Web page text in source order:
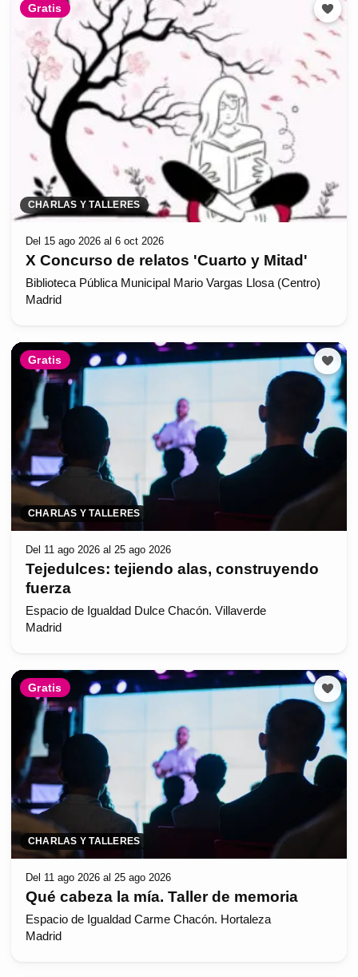
Gratis
CHARLAS Y TALLERES
Del 15 ago 2026 al 6 oct 2026
X Concurso de relatos 'Cuarto y Mitad'
Biblioteca Pública Municipal Mario Vargas Llosa (Centro)
Madrid
Gratis
CHARLAS Y TALLERES
Del 11 ago 2026 al 25 ago 2026
Tejedulces: tejiendo alas, construyendo
fuerza
Espacio de Igualdad Dulce Chacón. Villaverde
Madrid
Gratis
CHARLAS Y TALLERES
Del 11 ago 2026 al 25 ago 2026
Qué cabeza la mía. Taller de memoria
Espacio de Igualdad Carme Chacón. Hortaleza
Madrid